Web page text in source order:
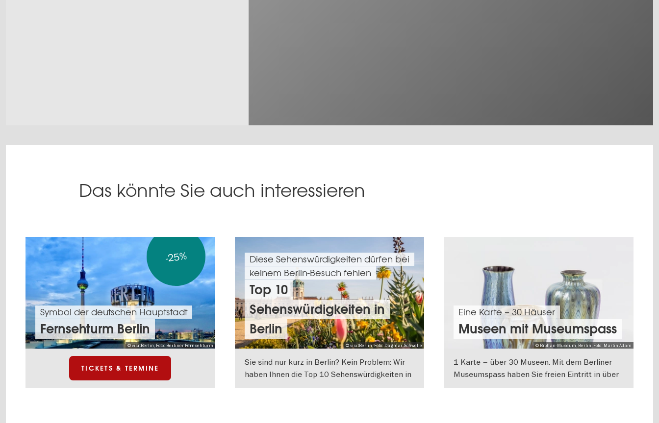
Das könnte Sie auch interessieren
© visitBerlin, Foto: Berliner Fernsehturm
Symbol der deutschen Hauptstadt
Fernsehturm Berlin
-25%
TICKETS & TERMINE
© visitBerlin, Foto: Dagmar Schwelle
Diese Sehenswürdigkeiten dürfen bei
keinem Berlin-Besuch fehlen
Top 10
Sehenswürdigkeiten in
Berlin
Sie sind nur kurz in Berlin? Kein Problem: Wir
haben Ihnen die Top 10 Sehenswürdigkeiten in
Berlin schon rausgesucht: Reichstag, Berliner
© Bröhan-Museum, Berlin, Foto: Martin Adam
Eine Karte – 30 Häuser
Museen mit Museumspass
1 Karte – über 30 Museen. Mit dem Berliner
Museumspass haben Sie freien Eintritt in über
30 Museen.